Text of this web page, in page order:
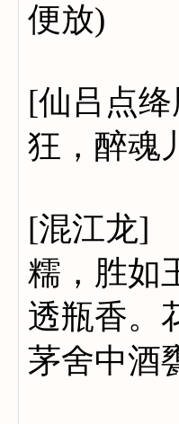
便放)
[仙吕点
狂，醉魂
[混江龙]
糯，胜如
透瓶香。
茅舍中酒